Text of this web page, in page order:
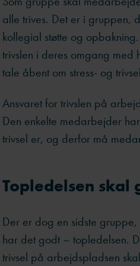
alle trives. Det er i gruppen,
kollegial støtte og
trivslen i deres omgang med
tale åbent om stress- og
Ansvaret for trivslen på
Den enkelte medarbejder
trivsel er, og derfor må
Topledelsen skal
Der er dog en sidste
har det godt – topledelsen.
trivsel på arbejdspladsen